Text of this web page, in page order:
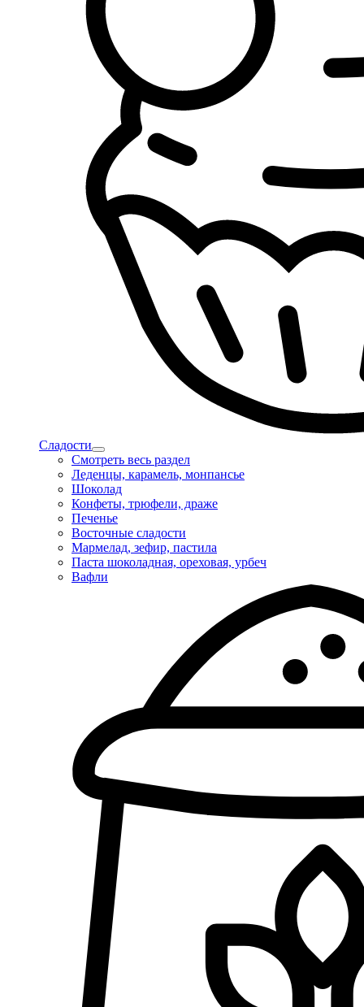
Сладости
Смотреть весь раздел
Леденцы, карамель, монпансье
Шоколад
Конфеты, трюфели, драже
Печенье
Восточные сладости
Мармелад, зефир, пастила
Паста шоколадная, ореховая, урбеч
Вафли